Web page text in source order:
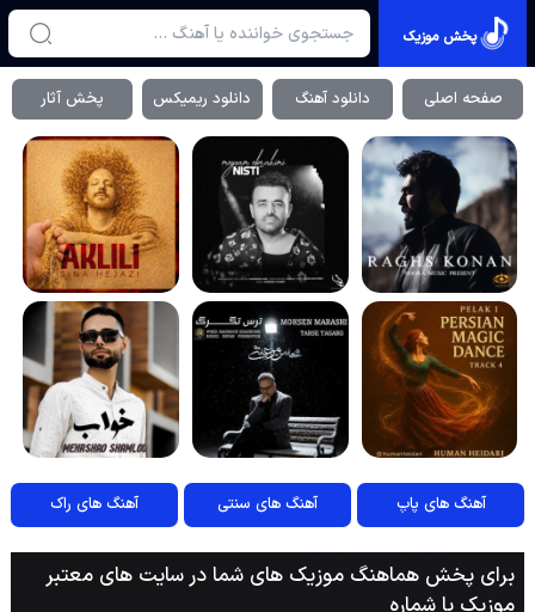
پخش موزیک
صفحه اصلی دانلود آهنگ دانلود ریمیکس پخش آثار
آهنگ های پاپ آهنگ های سنتی آهنگ های راک
برای پخش هماهنگ موزیک های شما در سایت های معتبر